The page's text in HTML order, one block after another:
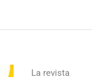
La revista